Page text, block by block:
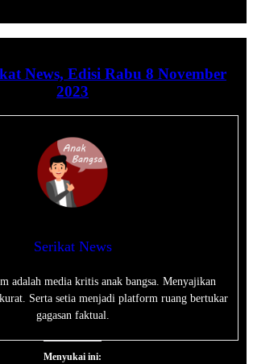
News, Edisi Rabu 8 November
2023
Serikat News
adalah media kritis anak bangsa. Menyajikan
Serta setia menjadi platform ruang bertukar
gagasan faktual.
Menyukai ini: